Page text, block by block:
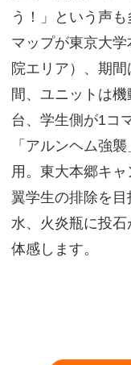
う！」という声
マップが東京大
院エリア）、期
間、ユニットは
台、学生側が1コ
「アルンヘム強
用。東大本郷キ
翼学生の排除を
水、火炎瓶に投石
体感します。